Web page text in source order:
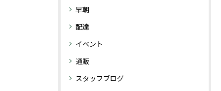
早朝
配達
イベント
通販
スタッフブログ